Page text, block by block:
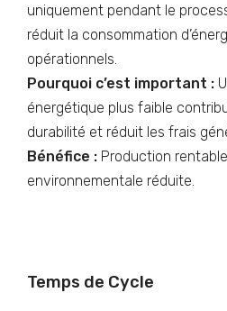
uniquement pendant le
réduit la consommation
opérationnels.
Pourquoi c’est important :
énergétique plus faible
durabilité et réduit les frais
Bénéfice : Production
environnementale réduite.
Temps de Cycle